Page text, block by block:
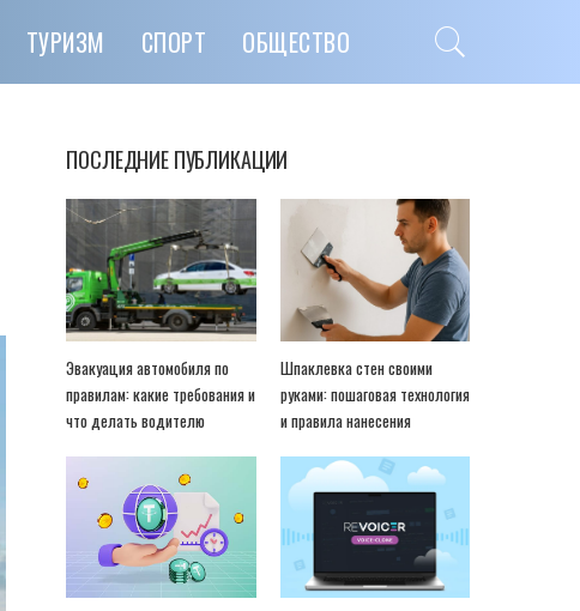
ТУРИЗМ СПОРТ ОБЩЕСТВО
ПОСЛЕДНИЕ ПУБЛИКАЦИИ
Эвакуация автомобиля по
правилам: какие требования и
что делать водителю
Шпаклевка стен своими
руками: пошаговая технология
и правила нанесения